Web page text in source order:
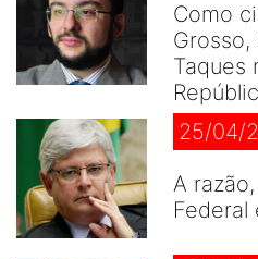
Como
Taques
25/04/
A
Federal